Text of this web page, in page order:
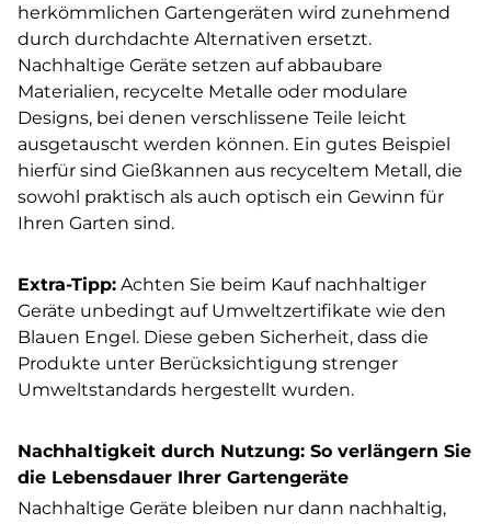
herkömmlichen Gartengeräten wird zunehmend
durch durchdachte Alternativen ersetzt.
Nachhaltige Geräte setzen auf abbaubare
Materialien, recycelte Metalle oder modulare
Designs, bei denen verschlissene Teile leicht
ausgetauscht werden können. Ein gutes Beispiel
hierfür sind Gießkannen aus recyceltem Metall, die
sowohl praktisch als auch optisch ein Gewinn für
Ihren Garten sind.
Extra-Tipp: Achten Sie beim Kauf nachhaltiger
Geräte unbedingt auf Umweltzertifikate wie den
Blauen Engel. Diese geben Sicherheit, dass die
Produkte unter Berücksichtigung strenger
Umweltstandards hergestellt wurden.
Nachhaltigkeit durch Nutzung: So verlängern Sie
die Lebensdauer Ihrer Gartengeräte
Nachhaltige Geräte bleiben nur dann nachhaltig,